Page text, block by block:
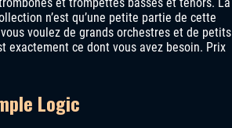
et trompettes basses et ténors. La
n’est qu’une petite partie de cette
voulez de grands orchestres et de petits
exactement ce dont vous avez besoin. Prix
Logic